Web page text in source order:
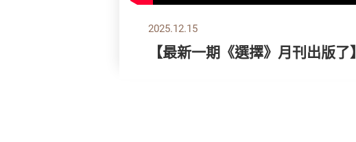
2025.12.15
【最新一期《選擇》月刊出版了】